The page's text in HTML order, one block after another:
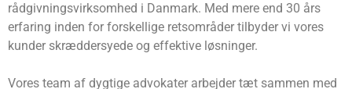
rådgivningsvirksomhed i Danmark. Med mere end 30 års
erfaring inden for forskellige retsområder tilbyder vi vores
kunder skræddersyede og effektive løsninger.
Vores team af dygtige advokater arbejder tæt sammen med